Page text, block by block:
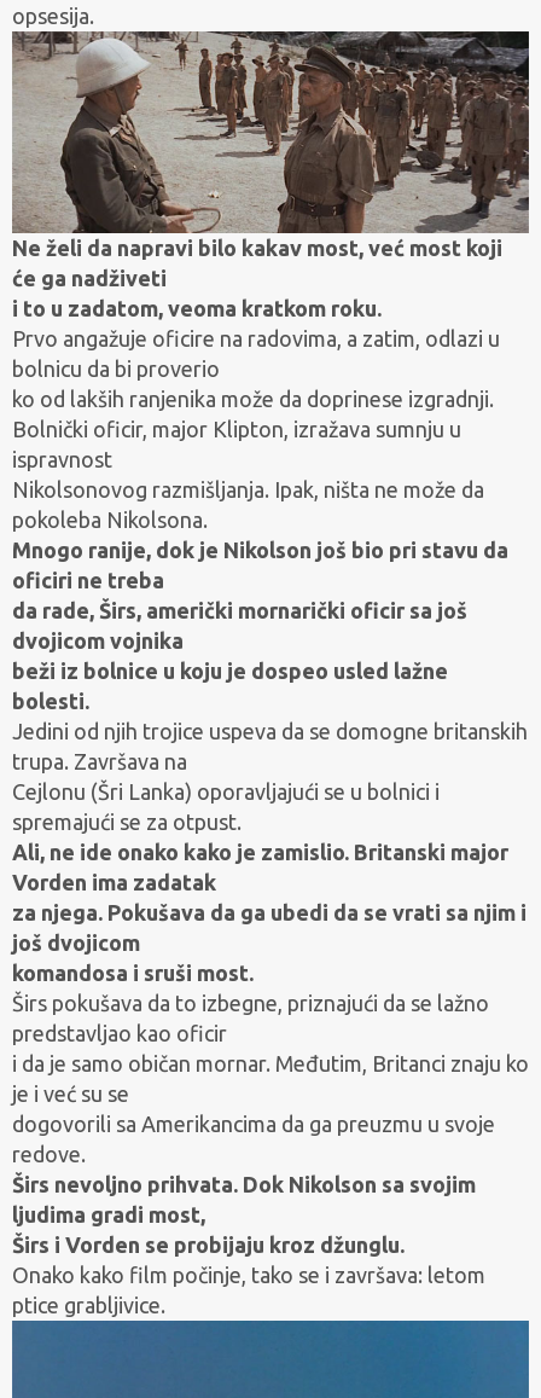
opsesija.
Ne želi da napravi bilo kakav most, već most koji
će ga nadživeti
i to u zadatom, veoma kratkom roku.
Prvo angažuje oficire na radovima, a zatim, odlazi u
bolnicu da bi proverio
ko od lakših ranjenika može da doprinese izgradnji.
Bolnički oficir, major Klipton, izražava sumnju u
ispravnost
Nikolsonovog razmišljanja. Ipak, ništa ne može da
pokoleba Nikolsona.
Mnogo ranije, dok je Nikolson još bio pri stavu da
oficiri ne treba
da rade, Širs, američki mornarički oficir sa još
dvojicom vojnika
beži iz bolnice u koju je dospeo usled lažne
bolesti.
Jedini od njih trojice uspeva da se domogne britanskih
trupa. Završava na
Cejlonu (Šri Lanka) oporavljajući se u bolnici i
spremajući se za otpust.
Ali, ne ide onako kako je zamislio. Britanski major
Vorden ima zadatak
za njega. Pokušava da ga ubedi da se vrati sa njim i
još dvojicom
komandosa i sruši most.
Širs pokušava da to izbegne, priznajući da se lažno
predstavljao kao oficir
i da je samo običan mornar. Međutim, Britanci znaju ko
je i već su se
dogovorili sa Amerikancima da ga preuzmu u svoje
redove.
Širs nevoljno prihvata. Dok Nikolson sa svojim
ljudima gradi most,
Širs i Vorden se probijaju kroz džunglu.
Onako kako film počinje, tako se i završava: letom
ptice grabljivice.